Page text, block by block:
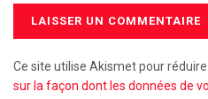
Ce site utilise Akismet pour réduire
sur la façon dont les données de